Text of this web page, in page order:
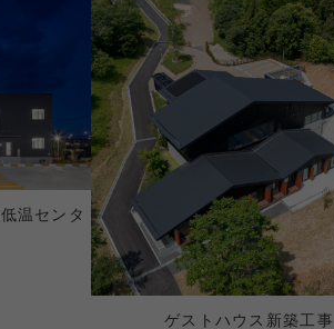
温センタ
ゲストハウス新築工事​